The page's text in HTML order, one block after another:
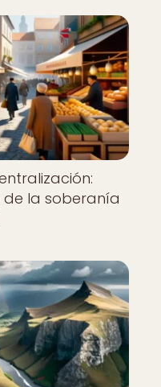
de la soberanía